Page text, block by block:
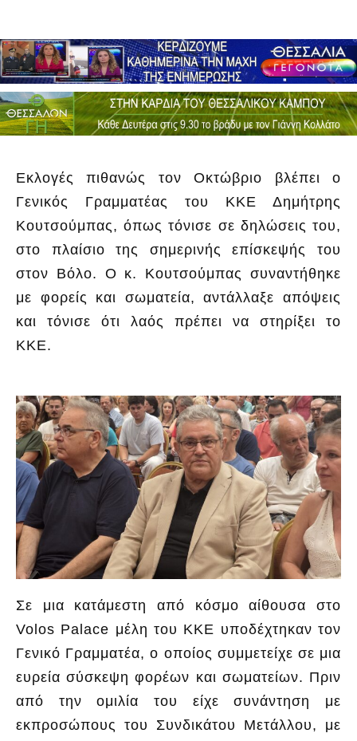
Εκλογές πιθανώς τον Οκτώβριο βλέπει ο
Γενικός Γραμματέας του ΚΚΕ Δημήτρης
Κουτσούμπας, όπως τόνισε σε δηλώσεις του,
στο πλαίσιο της σημερινής επίσκεψής του
στον Βόλο. Ο κ. Κουτσούμπας συναντήθηκε
με φορείς και σωματεία, αντάλλαξε απόψεις
και τόνισε ότι λαός πρέπει να στηρίξει το
ΚΚΕ.
Σε μια κατάμεστη από κόσμο αίθουσα στο
Volos Palace μέλη του ΚΚΕ υποδέχτηκαν τον
Γενικό Γραμματέα, ο οποίος συμμετείχε σε μια
ευρεία σύσκεψη φορέων και σωματείων. Πριν
από την ομιλία του είχε συνάντηση με
εκπροσώπους του Συνδικάτου Μετάλλου, με